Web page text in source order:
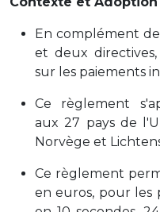
En complément
et deux
sur les paiements
Ce règlement
aux 27 pays de
Norvège et
Ce règlement
en euros, pour les